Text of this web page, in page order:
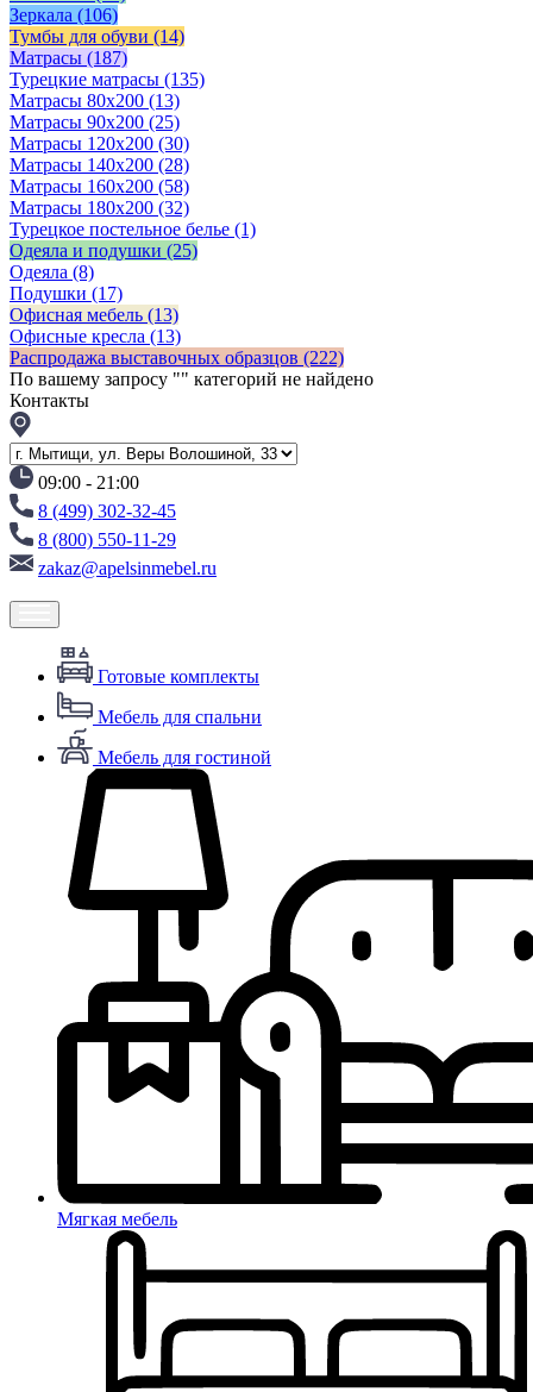
Зеркала (106)
Тумбы для обуви (14)
Матрасы (187)
Турецкие матрасы (135)
Матрасы 80x200 (13)
Матрасы 90х200 (25)
Матрасы 120х200 (30)
Матрасы 140х200 (28)
Матрасы 160х200 (58)
Матрасы 180х200 (32)
Турецкое постельное белье (1)
Одеяла и подушки (25)
Одеяла (8)
Подушки (17)
Офисная мебель (13)
Офисные кресла (13)
Распродажа выставочных образцов (222)
По вашему запросу "" категорий не найдено
Контакты
09:00 - 21:00
8 (499) 302-32-45
8 (800) 550-11-29
zakaz@apelsinmebel.ru
Готовые комплекты
Мебель для спальни
Мебель для гостиной
Мягкая мебель